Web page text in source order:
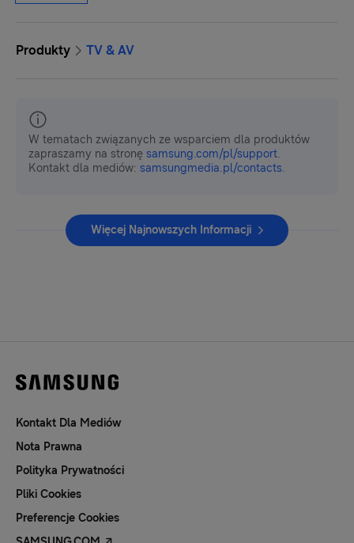
Produkty TV & AV
W tematach związanych ze wsparciem dla produktów
zapraszamy na stronę samsung.com/pl/support.
Kontakt dla mediów: samsungmedia.pl/contacts.
Więcej Najnowszych Informacji
Kontakt Dla Mediów
Nota Prawna
Polityka Prywatności
Pliki Cookies
Preferencje Cookies